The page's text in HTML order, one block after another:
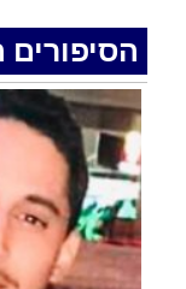
האדמה רועדת-
רעידת אדמה
איציק נועם
הסיפורים